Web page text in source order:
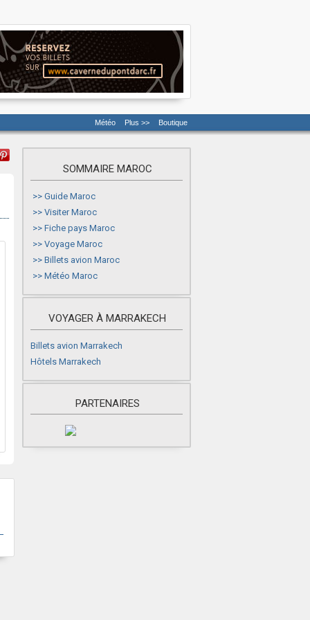
Météo Plus >> Boutique
SOMMAIRE MAROC
>> Guide Maroc
>> Visiter Maroc
>> Fiche pays Maroc
>> Voyage Maroc
>> Billets avion Maroc
>> Météo Maroc
VOYAGER À MARRAKECH
Billets avion Marrakech
Hôtels Marrakech
PARTENAIRES